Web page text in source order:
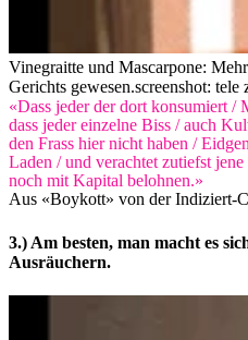
Vinegraitte und Mascarpone:
Gerichts gewesen.screenshot: tele
«Dass jeder der dort konsumiert
dass jeder einzelne Biss / auch
den Frass hier nicht haben /
Laden / und verachtet zutiefst
noch mit Kapital belohnen.»
Aus «Boykott» von der Indiziert-
3.) Am besten, man macht es
Ausräuchern.